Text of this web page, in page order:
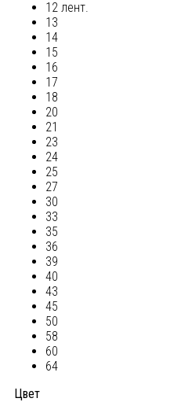
12 лент.
13
14
15
16
17
18
20
21
23
24
25
27
30
33
35
36
39
40
43
45
50
58
60
64
Цвет